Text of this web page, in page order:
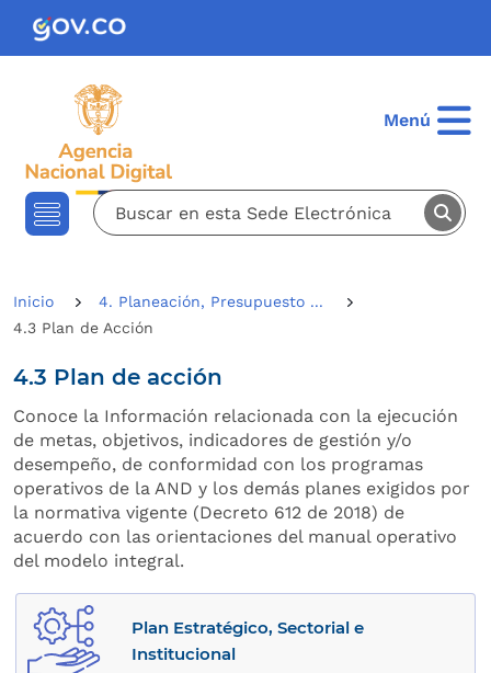
Pasar al contenido principal
Menú
Inicio
4. Planeación, Presupuesto ...
4.3 Plan de Acción
4.3 Plan de acción
Conoce la Información relacionada con la ejecución
de metas, objetivos, indicadores de gestión y/o
desempeño, de conformidad con los programas
operativos de la AND y los demás planes exigidos por
la normativa vigente (Decreto 612 de 2018) de
acuerdo con las orientaciones del manual operativo
del modelo integral.
Plan Estratégico, Sectorial e
Institucional